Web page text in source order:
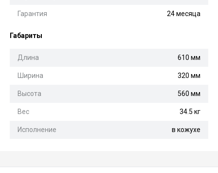
Гарантия 24 месяца
Габариты
Длина 610 мм
Ширина 320 мм
Высота 560 мм
Вес 34.5 кг
Исполнение в кожухе